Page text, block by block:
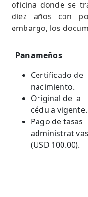
oficina donde se
diez años con
embargo, los
Panameños
Certificado de
nacimiento.
Original de la
cédula vigente.
Pago de tasas
administrativas
(USD 100.00).